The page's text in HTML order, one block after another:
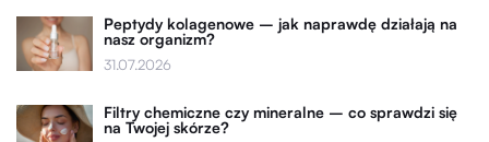
Peptydy kolagenowe – jak naprawdę działają na
nasz organizm?
31.07.2026
Filtry chemiczne czy mineralne – co sprawdzi się
na Twojej skórze?